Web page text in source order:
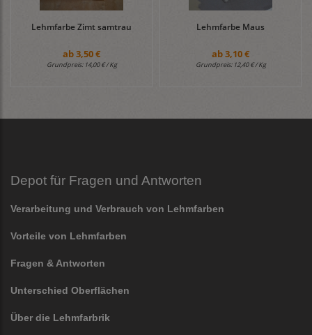
Lehmfarbe Zimt samtrau
ab3,50 €
Grundpreis: 14,00 € / Kg
Lehmfarbe Maus
ab3,10 €
Grundpreis: 12,40 € / Kg
Depot für Fragen und Antworten
Verarbeitung und Verbrauch von Lehmfarben
Vorteile von Lehmfarben
Fragen & Antworten
Unterschied Oberflächen
Über die Lehmfarbrik